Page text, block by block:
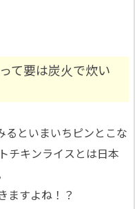
て要は炭火で炊い
といまいちピンとこな
チキンライスとは日本
ますよね！？